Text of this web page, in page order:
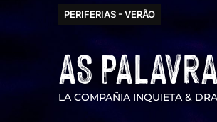
PERIFERIAS - VERÃO
AS
LA COMPAÑIA INQUIETA &